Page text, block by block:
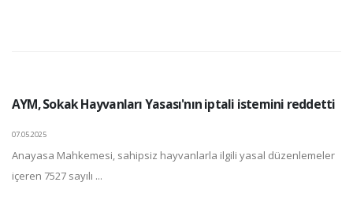
AYM, Sokak Hayvanları Yasası'nın iptali istemini reddetti
07.05.2025
Anayasa Mahkemesi, sahipsiz hayvanlarla ilgili yasal düzenlemeler
içeren 7527 sayılı ...